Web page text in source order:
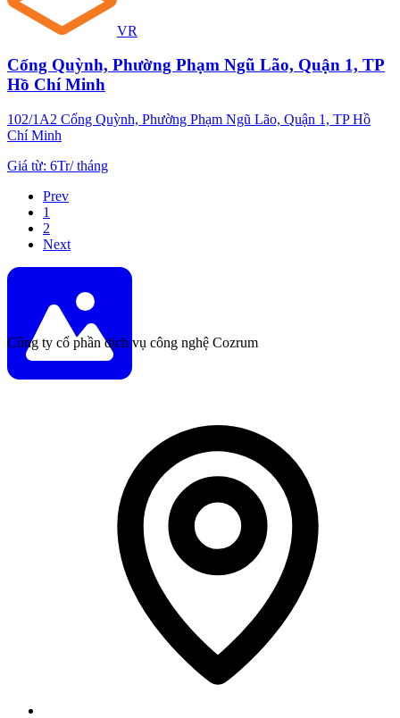
VR
Cống Quỳnh, Phường Phạm Ngũ Lão, Quận 1, TP
Hồ Chí Minh
102/1A2 Cống Quỳnh, Phường Phạm Ngũ Lão, Quận 1, TP Hồ
Chí Minh
Giá từ: 6Tr/tháng
Prev
1
2
Next
Công ty cổ phần dịch vụ công nghệ Cozrum